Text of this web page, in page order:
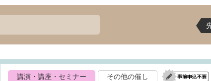
講演・講座・セミナー その他の催し